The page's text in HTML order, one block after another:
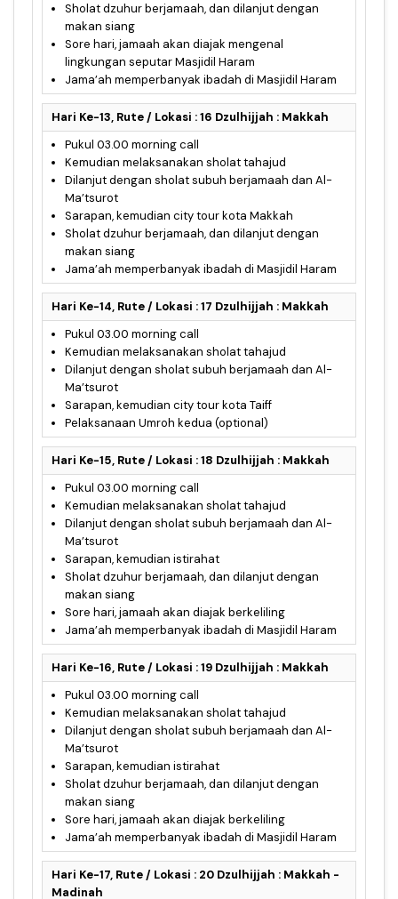
Sholat dzuhur berjamaah, dan dilanjut dengan
makan siang
Sore hari, jamaah akan diajak mengenal
lingkungan seputar Masjidil Haram
Jama’ah memperbanyak ibadah di Masjidil Haram
Hari Ke-13, Rute / Lokasi : 16 Dzulhijjah : Makkah
Pukul 03.00 morning call
Kemudian melaksanakan sholat tahajud
Dilanjut dengan sholat subuh berjamaah dan Al-
Ma’tsurot
Sarapan, kemudian city tour kota Makkah
Sholat dzuhur berjamaah, dan dilanjut dengan
makan siang
Jama’ah memperbanyak ibadah di Masjidil Haram
Hari Ke-14, Rute / Lokasi : 17 Dzulhijjah : Makkah
Pukul 03.00 morning call
Kemudian melaksanakan sholat tahajud
Dilanjut dengan sholat subuh berjamaah dan Al-
Ma’tsurot
Sarapan, kemudian city tour kota Taiff
Pelaksanaan Umroh kedua (optional)
Hari Ke-15, Rute / Lokasi : 18 Dzulhijjah : Makkah
Pukul 03.00 morning call
Kemudian melaksanakan sholat tahajud
Dilanjut dengan sholat subuh berjamaah dan Al-
Ma’tsurot
Sarapan, kemudian istirahat
Sholat dzuhur berjamaah, dan dilanjut dengan
makan siang
Sore hari, jamaah akan diajak berkeliling
Jama’ah memperbanyak ibadah di Masjidil Haram
Hari Ke-16, Rute / Lokasi : 19 Dzulhijjah : Makkah
Pukul 03.00 morning call
Kemudian melaksanakan sholat tahajud
Dilanjut dengan sholat subuh berjamaah dan Al-
Ma’tsurot
Sarapan, kemudian istirahat
Sholat dzuhur berjamaah, dan dilanjut dengan
makan siang
Sore hari, jamaah akan diajak berkeliling
Jama’ah memperbanyak ibadah di Masjidil Haram
Hari Ke-17, Rute / Lokasi : 20 Dzulhijjah : Makkah -
Madinah